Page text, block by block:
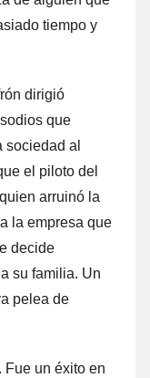
tiempo y
dirigió
que
sociedad al
el piloto del
arruinó la
la empresa que
decide
su familia. Un
pelea de
Fue un éxito en